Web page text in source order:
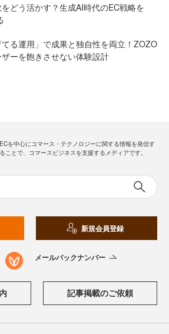
どう活かす？生成AI時代のEC戦略を
てる運用」で成果と独自性を両立！ZOZO
ーを飽きさせない体験設計
ECを中心にコマース・テクノロジーに関する情報を発信す
ることで、コマースビジネスを支援するメディアです。
新規会員登録
メールバックナンバー
記事掲載のご依頼